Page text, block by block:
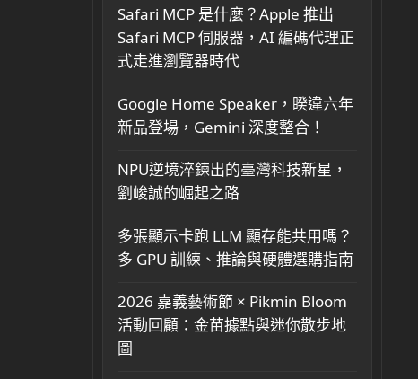
Safari MCP 是什麼？Apple 推出
Safari MCP 伺服器，AI 編碼代理正
式走進瀏覽器時代
Google Home Speaker，睽違六年
新品登場，Gemini 深度整合！
NPU逆境淬鍊出的臺灣科技新星，
劉峻誠的崛起之路
多張顯示卡跑 LLM 顯存能共用嗎？
多 GPU 訓練、推論與硬體選購指南
2026 嘉義藝術節 × Pikmin Bloom
活動回顧：金苗據點與迷你散步地
圖